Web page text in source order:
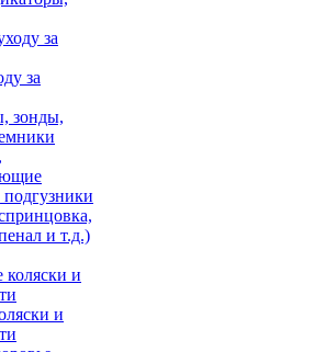
за
зонды,
и т.д.)
и